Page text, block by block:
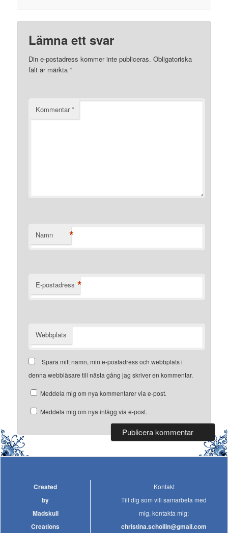
Lämna ett svar
Din e-postadress kommer inte publiceras. Obligatoriska
fält är märkta*
Kommentar*
Namn *
E-postadress *
Webbplats
Spara mitt namn, min e-postadress och webbplats i
denna webbläsare till nästa gång jag skriver en kommentar.
Meddela mig om nya kommentarer via e-post.
Meddela mig om nya inlägg via e-post.
Created
by
Madskull
Creations
Kontakt
Till dig som vill samarbeta med
mig, kontakta mig:
christina.schollin@gmail.com